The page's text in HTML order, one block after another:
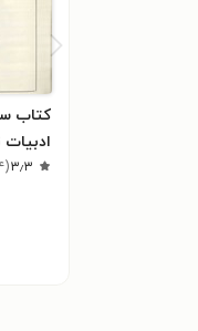
کتاب
ادبیات
۳٫۳(